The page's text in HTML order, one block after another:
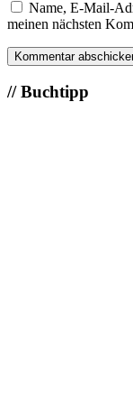
Name, E-Mail-
meinen nächsten
Seitenspalte
// Buchtipp